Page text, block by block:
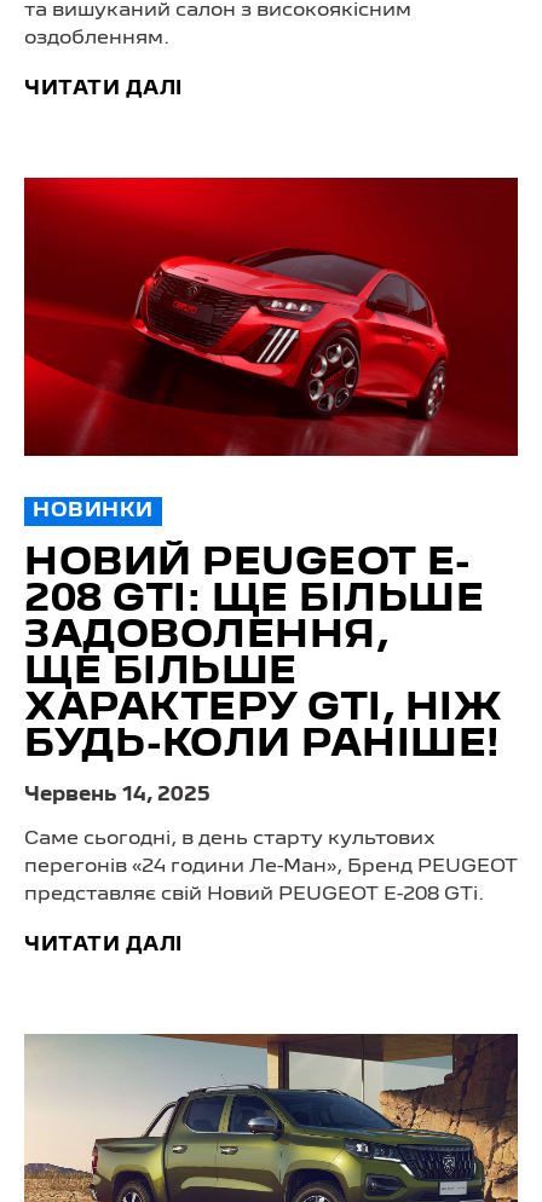
та вишуканий салон з високоякісним
оздобленням.
ЧИТАТИ ДАЛІ
НОВИНКИ
НОВИЙ PEUGEOT E-
208 GTI: ЩЕ БІЛЬШЕ
ЗАДОВОЛЕННЯ,
ЩЕ БІЛЬШЕ
ХАРАКТЕРУ GTI, НІЖ
БУДЬ-КОЛИ РАНІШЕ!
Червень 14, 2025
Саме сьогодні, в день старту культових
перегонів «24 години Ле-Ман», Бренд PEUGEOT
представляє свій Новий PEUGEOT E-208 GTi.
ЧИТАТИ ДАЛІ